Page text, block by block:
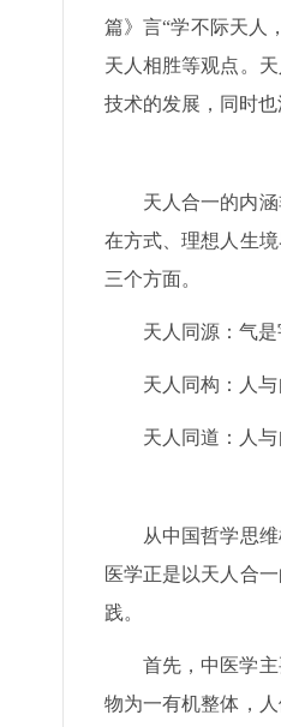
篇》言“学不际天人
天人相胜等观点。
技术的发展，同时
天人合一的内
在方式、理想人生
三个方面。
天人同源：气
天人同构：人
天人同道：人
从中国哲学思
医学正是以天人合
践。
首先，中医学
物为一有机整体，